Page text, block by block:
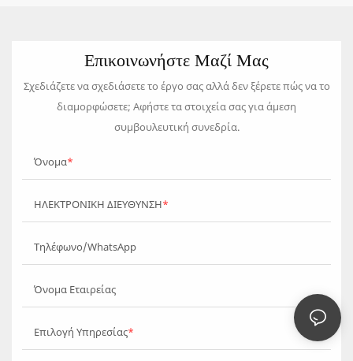
Επικοινωνήστε Μαζί Μας
Σχεδιάζετε να σχεδιάσετε το έργο σας αλλά δεν ξέρετε πώς να το
διαμορφώσετε; Αφήστε τα στοιχεία σας για άμεση
συμβουλευτική συνεδρία.
Όνομα
ΗΛΕΚΤΡΟΝΙΚΗ ΔΙΕΥΘΥΝΣΗ
Τηλέφωνο/WhatsApp
Όνομα Εταιρείας
Επιλογή Υπηρεσίας